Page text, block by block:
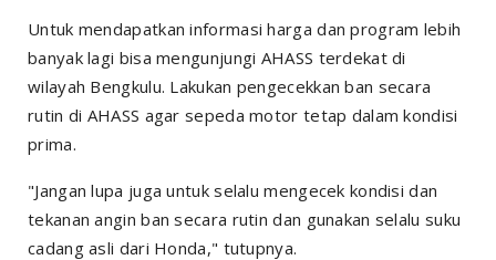
Untuk mendapatkan informasi harga dan program lebih
banyak lagi bisa mengunjungi AHASS terdekat di
wilayah Bengkulu. Lakukan pengecekkan ban secara
rutin di AHASS agar sepeda motor tetap dalam kondisi
prima.
"Jangan lupa juga untuk selalu mengecek kondisi dan
tekanan angin ban secara rutin dan gunakan selalu suku
cadang asli dari Honda," tutupnya.